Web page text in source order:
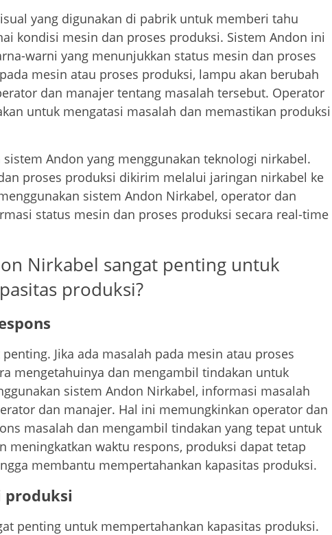
yang digunakan di pabrik untuk memberi tahu
kondisi mesin dan proses produksi. Sistem Andon ini
warni yang menunjukkan status mesin dan proses
mesin atau proses produksi, lampu akan berubah
dan manajer tentang masalah tersebut. Operator
untuk mengatasi masalah dan memastikan produksi
Andon yang menggunakan teknologi nirkabel.
proses produksi dikirim melalui jaringan nirkabel ke
sistem Andon Nirkabel, operator dan
status mesin dan proses produksi secara real-time
Nirkabel sangat penting untuk
produksi?
Jika ada masalah pada mesin atau proses
mengetahuinya dan mengambil tindakan untuk
sistem Andon Nirkabel, informasi masalah
dan manajer. Hal ini memungkinkan operator dan
masalah dan mengambil tindakan yang tepat untuk
meningkatkan waktu respons, produksi dapat tetap
membantu mempertahankan kapasitas produksi.
produksi
penting untuk mempertahankan kapasitas produksi.